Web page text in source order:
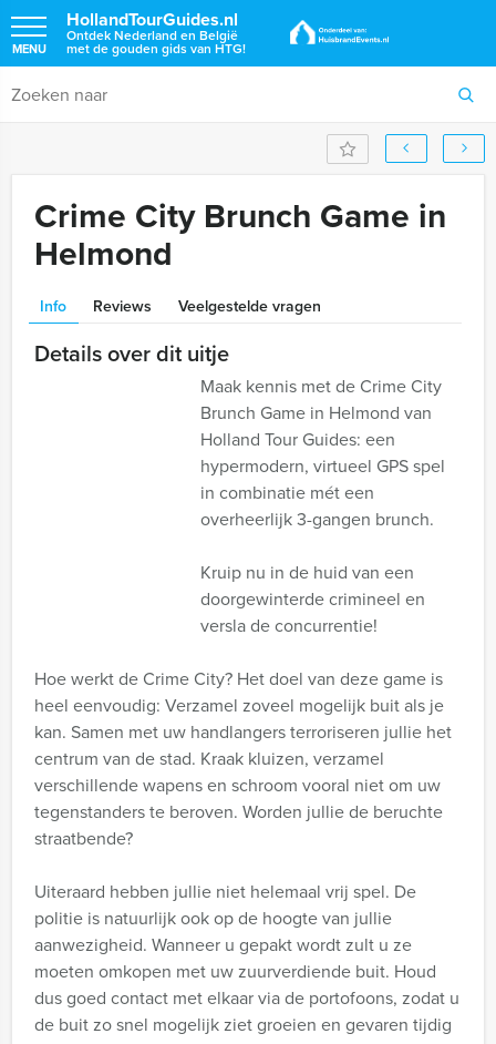
HollandTourGuides.nl
Ontdek Nederland en België
met de gouden gids van HTG!
MENU
Crime City Brunch Game in
Helmond
Info Reviews Veelgestelde vragen
Details over dit uitje
Maak kennis met de Crime City
Brunch Game in Helmond van
Holland Tour Guides: een
hypermodern, virtueel GPS spel
in combinatie mét een
overheerlijk 3-gangen brunch.
Kruip nu in de huid van een
doorgewinterde crimineel en
versla de concurrentie!
Hoe werkt de Crime City? Het doel van deze game is
heel eenvoudig: Verzamel zoveel mogelijk buit als je
kan. Samen met uw handlangers terroriseren jullie het
centrum van de stad. Kraak kluizen, verzamel
verschillende wapens en schroom vooral niet om uw
tegenstanders te beroven. Worden jullie de beruchte
straatbende?
Uiteraard hebben jullie niet helemaal vrij spel. De
politie is natuurlijk ook op de hoogte van jullie
aanwezigheid. Wanneer u gepakt wordt zult u ze
moeten omkopen met uw zuurverdiende buit. Houd
dus goed contact met elkaar via de portofoons, zodat u
de buit zo snel mogelijk ziet groeien en gevaren tijdig